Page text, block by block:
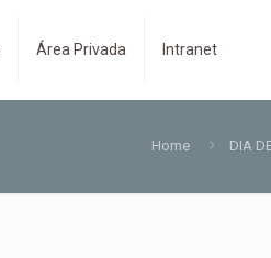
Área Privada Intranet
Home DIA